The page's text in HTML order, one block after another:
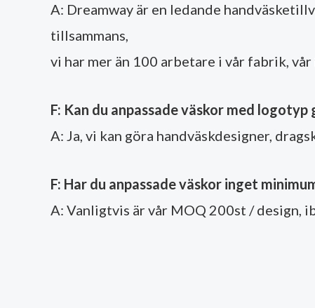
A: Dreamway är en ledande
tillsammans,
vi har mer än 100 arbetare i vår fabrik,
F: Kan du anpassade väskor med logotyp
A: Ja, vi kan göra handväskdesigner,
F: Har du anpassade väskor inget
A: Vanligtvis är vår MOQ 200st / design,